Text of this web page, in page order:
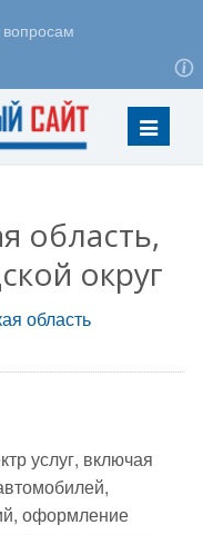
Меню
область,
округ
область
услуг, включая
оформление